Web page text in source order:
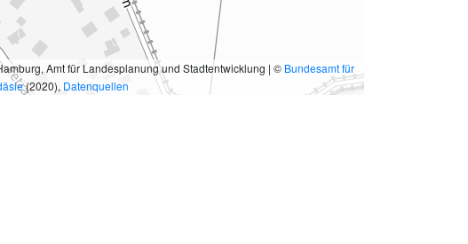
Amt für Landesplanung und Stadtentwicklung | © Bundesamt für
(2020), Datenquellen